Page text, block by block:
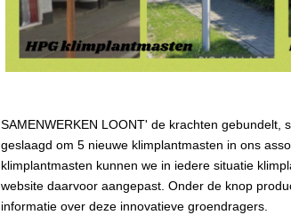
SAMENWERKEN LOONT' de krachten
geslaagd om 5 nieuwe klimplantmasten in ons
klimplantmasten kunnen we in iedere situatie
website daarvoor aangepast. Onder de knop
informatie over deze innovatieve groendragers.